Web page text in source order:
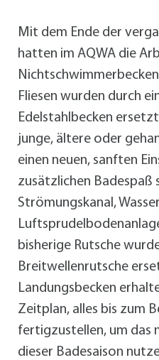
Mit dem Ende der
hatten im AQWA die
Fliesen wurden durch
Edelstahlbecken
junge, ältere oder
einen neuen, sanften
zusätzlichen
Strömungskanal,
bisherige Rutsche
Breitwellenrutsche
Landungsbecken
Zeitplan, alles bis zum
fertigzustellen, um das
dieser Badesaison